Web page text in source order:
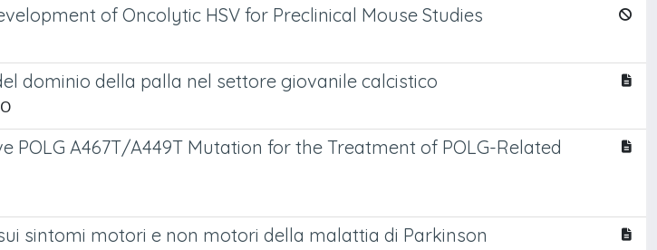
of Oncolytic HSV for Preclinical Mouse Studies
dominio della palla nel settore giovanile calcistico
POLG A467T/A449T Mutation for the Treatment of POLG-Related
sintomi motori e non motori della malattia di Parkinson